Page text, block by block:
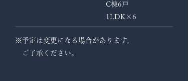
C棟6戸
1LDK×6
※予定は変更になる場合があります。
ご了承ください。